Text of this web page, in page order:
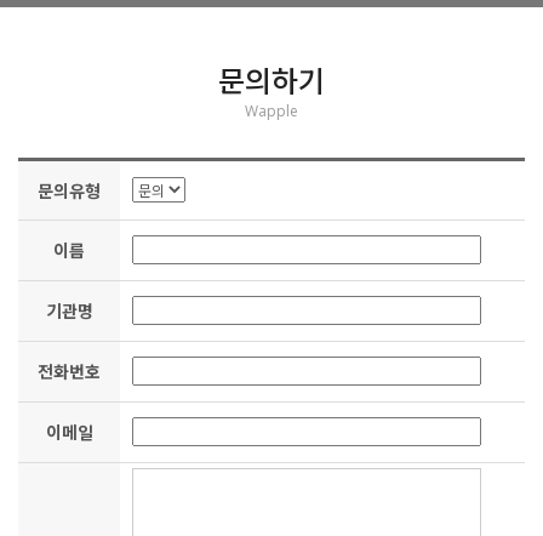
문의하기
Wapple
문의유형
이름
기관명
전화번호
이메일